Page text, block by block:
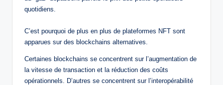
quotidiens.
C’est pourquoi de plus en plus de plateformes NFT sont
apparues sur des blockchains alternatives.
Certaines blockchains se concentrent sur l’augmentation de
la vitesse de transaction et la réduction des coûts
opérationnels. D’autres se concentrent sur l’interopérabilité